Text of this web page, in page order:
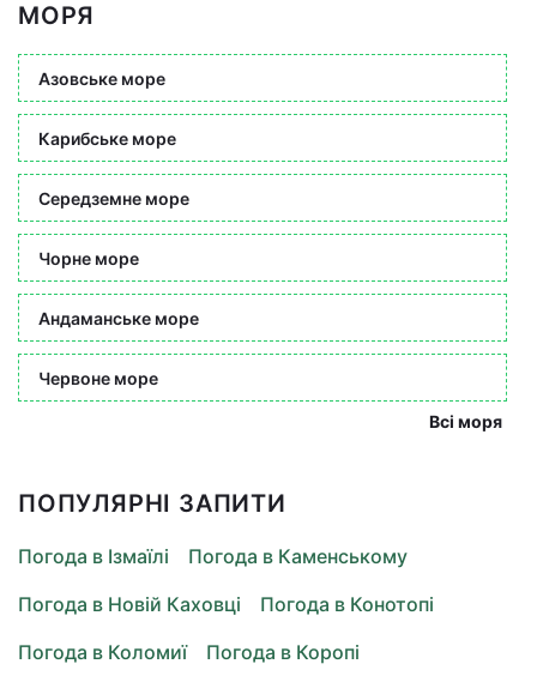
МОРЯ
Азовське море
Карибське море
Середземне море
Чорне море
Андаманське море
Червоне море
Всі моря
ПОПУЛЯРНІ ЗАПИТИ
Погода в Ізмаїлі
Погода в Каменському
Погода в Новій Каховці
Погода в Конотопі
Погода в Коломиї
Погода в Коропі